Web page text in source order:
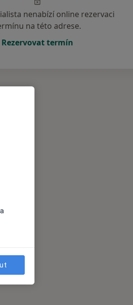
nenabízí online rezervaci
na této adrese.
Rezervovat termín